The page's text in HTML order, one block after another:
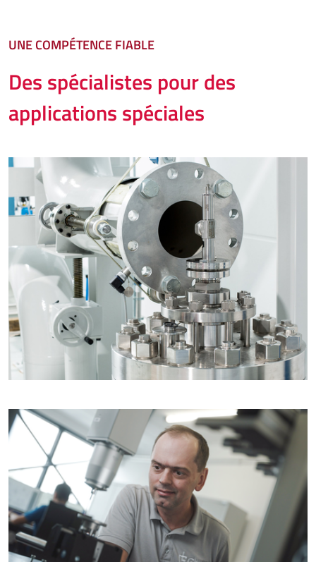
UNE COMPÉTENCE FIABLE
Des spécialistes pour des
applications spéciales